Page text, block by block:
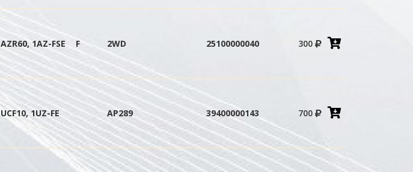
AZR60, 1AZ-FSE F 2WD 25100000040 300 Добавить
UCF10, 1UZ-FE AP289 39400000143 700 Добавить